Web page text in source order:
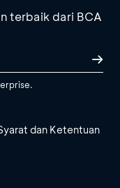
terbaik dari BCA
dan Ketentuan